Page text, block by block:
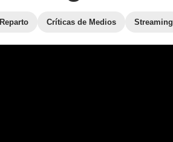
Reparto Críticas de Medios Streaming